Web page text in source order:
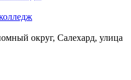
округ, Салехард, улица